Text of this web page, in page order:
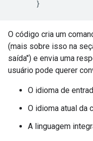
O código cria um
(mais sobre isso na
saída") e envia uma
usuário pode querer
O idioma de
O idioma atual da
A linguagem